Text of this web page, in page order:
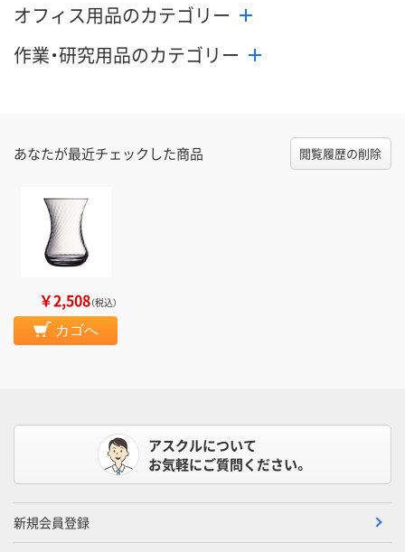
オフィス用品のカテゴリー
作業・研究用品のカテゴリー
あなたが最近チェックした商品 閲覧履歴の削除
￥2,508（税込）
カゴへ
アスクルについて
お気軽にご質問ください。
新規会員登録